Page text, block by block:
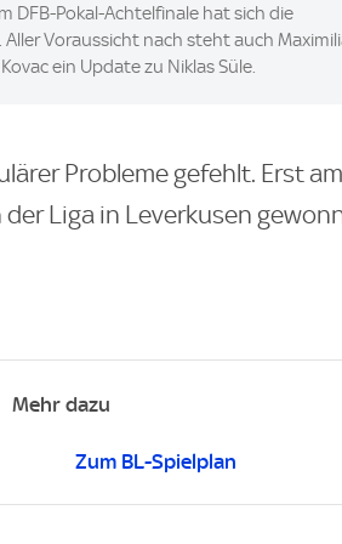
DFB-Pokal-Achtelfinale hat sich die
Voraussicht nach steht auch
ein Update zu Niklas Süle.
Probleme gefehlt. Erst am
Liga in Leverkusen
Mehr dazu
Zum BL-Spielplan